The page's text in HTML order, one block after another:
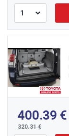
400.39
320.31